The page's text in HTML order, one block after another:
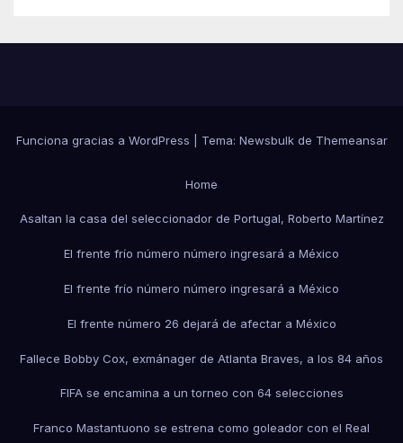
Funciona gracias a WordPress Tema: Newsbulkde Themeansar
Home
Asaltan la casa del seleccionador de Portugal, Roberto Martínez
El frente frío número número ingresará a México
El frente frío número número ingresará a México
El frente número 26 dejará de afectar a México
Fallece Bobby Cox, exmánager de Atlanta Braves, a los 84 años
FIFA se encamina a un torneo con 64 selecciones
Franco Mastantuono se estrena como goleador con el Real